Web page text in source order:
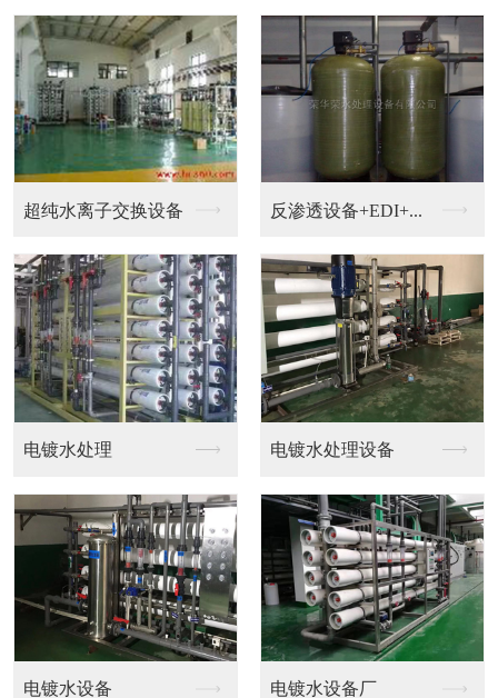
钟表，珠宝，电镀加工... 钟表清洗超纯水设备
EDI设备 超纯水机械设备
选择荣华荣四大优势
提供水处理设备一站式解决方案服务商